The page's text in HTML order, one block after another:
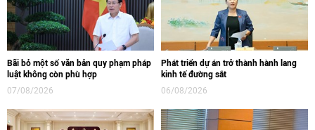
Bãi bỏ một số văn bản quy phạm pháp
luật không còn phù hợp
07/08/2026
Phát triển dự án trở thành hành lang
kinh tế đường sắt
06/08/2026